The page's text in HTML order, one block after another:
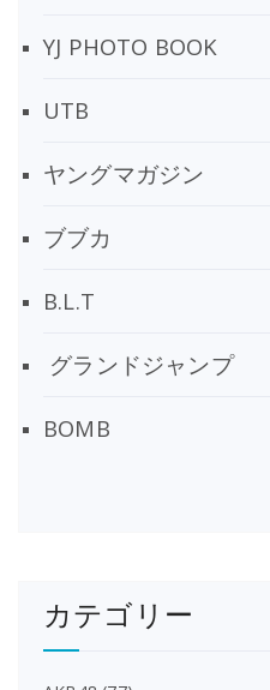
YJ PHOTO BOOK
UTB
ヤングマガジン
ブブカ
B.L.T
グランドジャンプ
BOMB
カテゴリー